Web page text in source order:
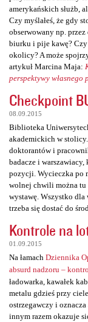
amerykańskich służb,
Czy myślałeś, że gdy
obserwowany np.
biurku i pije kawę? Czy
okolicy? A może
artykuł Marcina Maja:
perspektywy własnego
Checkpoint
08.09.2015
Biblioteka
akademickich w
doktorantów i
badacze i
pozycji. Wycieczka po
wolnej chwili można tu
wystawę. Wszystko
trzeba się dostać do
Kontrole na
01.09.2015
Na łamach Dziennika
absurd nadzoru –
ładowarka, kawałek
metalu gdzieś przy
ostrzegawczy i
innym razem okazuje